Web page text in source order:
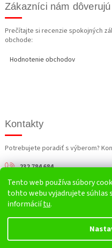
Tento web používa súbory
tohto webu vyjadrujete súhlas
informáciítu.
Zákazníci nám dôverujú
Prečítajte si recenzie spokojných
obchode:
Hodnotenie obchodov
Kontakty
Potrebujete poradiť s výberom?
232 784 684
info@harv.sk